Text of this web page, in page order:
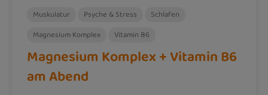
Muskulatur Psyche & Stress
Schlafen
Magnesium Komplex
Vitamin B6
Magnesium Komplex + Vitamin B6
am Abend